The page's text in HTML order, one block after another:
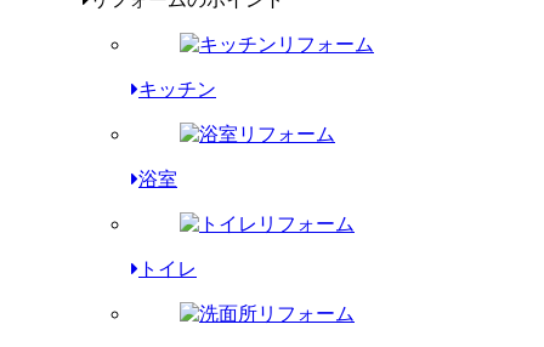
キッチン
浴室
トイレ